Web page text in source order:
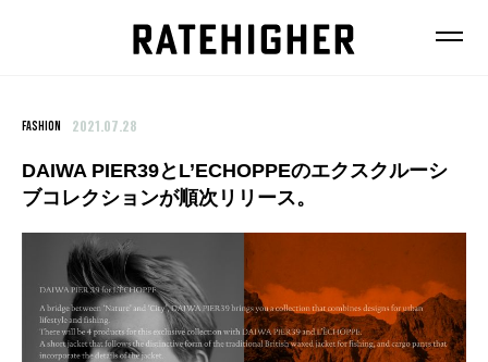
FEATURE
NEWS
FASHION 2021.07.28
DAIWA PIER39とL’ECHOPPEのエクスクルーシ
ブコレクションが順次リリース。